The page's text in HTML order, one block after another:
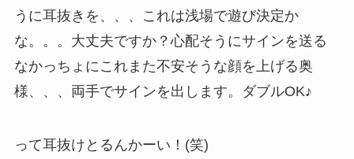
うに耳抜きを、、、これは浅場で遊び決定か
な。。。大丈夫ですか？心配そうにサインを送る
なかっちょにこれまた不安そうな顔を上げる奥
様、、、両手でサインを出します。ダブルOK♪
って耳抜けとるんかーい！(笑)